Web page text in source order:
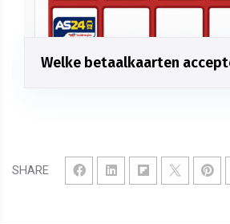
SHARE
Welke betaalkaarten